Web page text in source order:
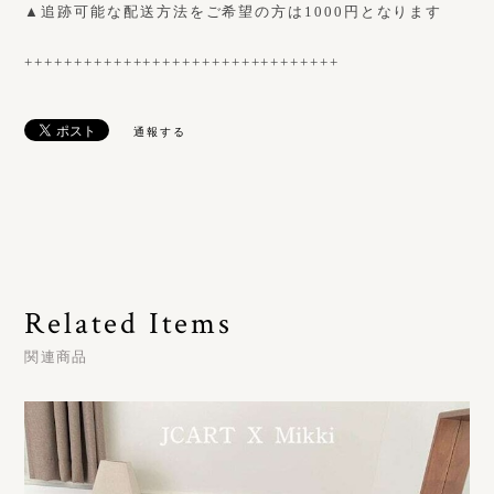
▲追跡可能な配送方法をご希望の方は1000円となります
++++++++++++++++++++++++++++++++
通報する
Related Items
関連商品